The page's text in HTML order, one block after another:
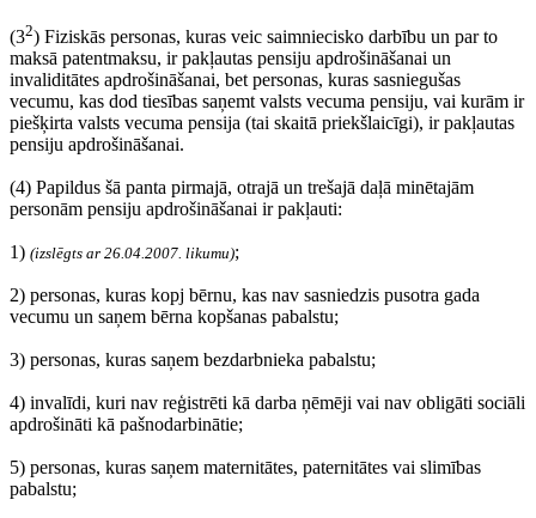
(32) Fiziskās personas, kuras veic saimniecisko darbību un par to
maksā patentmaksu, ir pakļautas pensiju apdrošināšanai un
invaliditātes apdrošināšanai, bet personas, kuras sasniegušas
vecumu, kas dod tiesības saņemt valsts vecuma pensiju, vai kurām ir
piešķirta valsts vecuma pensija (tai skaitā priekšlaicīgi), ir pakļautas
pensiju apdrošināšanai.
(4) Papildus šā panta pirmajā, otrajā un trešajā daļā minētajām
personām pensiju apdrošināšanai ir pakļauti:
1) (izslēgts ar 26.04.2007. likumu);
2) personas, kuras kopj bērnu, kas nav sasniedzis pusotra gada
vecumu un saņem bērna kopšanas pabalstu;
3) personas, kuras saņem bezdarbnieka pabalstu;
4) invalīdi, kuri nav reģistrēti kā darba ņēmēji vai nav obligāti sociāli
apdrošināti kā pašnodarbinātie;
5) personas, kuras saņem maternitātes, paternitātes vai slimības
pabalstu;